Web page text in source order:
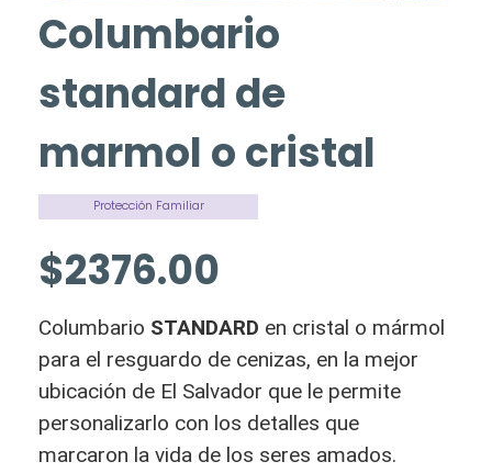
Columbario
standard de
marmol o cristal
Protección Familiar
$2376.00
Columbario STANDARD en cristal o mármol
para el resguardo de cenizas, en la mejor
ubicación de El Salvador que le permite
personalizarlo con los detalles que
marcaron la vida de los seres amados.